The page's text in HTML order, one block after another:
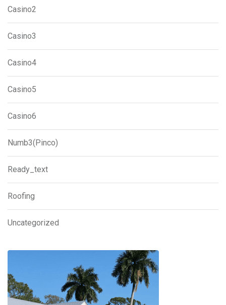
Casino2
Casino3
Casino4
Casino5
Casino6
Numb3(pinco)
Ready_text
Roofing
Uncategorized